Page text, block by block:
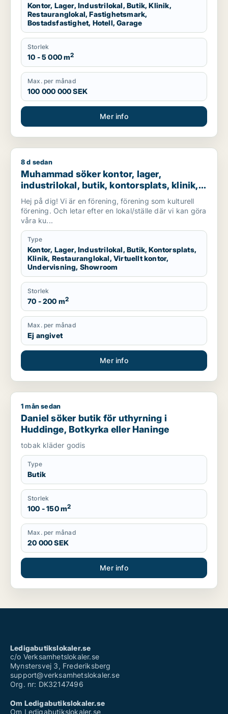
Kontor, Lager, Industrilokal, Butik, Klinik,
Restauranglokal, Fastighetsmark,
Bostadsfastighet, Hotell, Garage
Storlek
10 - 5 000 m2
Max. per månad
100 000 000 SEK
Mer info
Muhammad söker kontor, lager, industrilokal, butik,
8 d sedan
Muhammad söker kontor, lager,
industrilokal, butik, kontorsplats, klinik,
restauranglokal, virtuellt kontor,
undervisning eller showroom för
uthyrning i Botkyrka eller Södertälje
Hej på dig! Vi är en förening, förening som kulturell
förening. Och letar efter en lokal/ställe där vi kan göra
våra ku...
Type
Kontor, Lager, Industrilokal, Butik, Kontorsplats,
Klinik, Restauranglokal, Virtuellt kontor,
Undervisning, Showroom
Storlek
70 - 200 m2
Max. per månad
Ej angivet
Mer info
Daniel söker butik för uthyrning i Huddinge, Botkyrka eller
1 mån sedan
Daniel söker butik för uthyrning i
Huddinge, Botkyrka eller Haninge
tobak kläder godis
Type
Butik
Storlek
100 - 150 m2
Max. per månad
20 000 SEK
Mer info
Ledigabutikslokaler.se
c/o Verksamhetslokaler.se
Mynstersvej 3, Frederiksberg
support@verksamhetslokaler.se
Org. nr: DK32147496
Om Ledigabutikslokaler.se
Om Ledigabutikslokaler.se